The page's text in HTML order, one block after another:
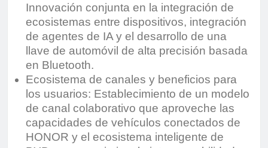
Innovación conjunta en la integración de
ecosistemas entre dispositivos, integración
de agentes de IA y el desarrollo de una
llave de automóvil de alta precisión basada
en Bluetooth.
Ecosistema de canales y beneficios para
los usuarios: Establecimiento de un modelo
de canal colaborativo que aproveche las
capacidades de vehículos conectados de
HONOR y el ecosistema inteligente de